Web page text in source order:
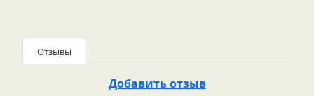
Отзывы
Добавить отзыв